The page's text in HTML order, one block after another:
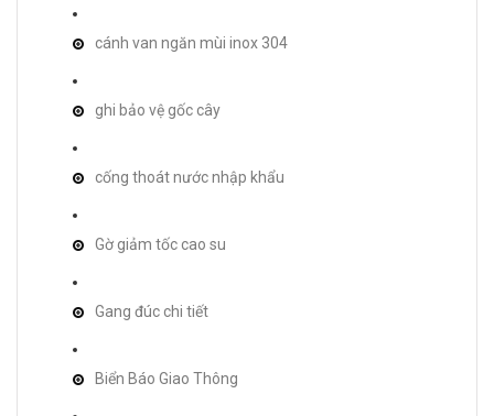
cánh van ngăn mùi inox 304
ghi bảo vệ gốc cây
cống thoát nước nhập khẩu
Gờ giảm tốc cao su
Gang đúc chi tiết
Biển Báo Giao Thông